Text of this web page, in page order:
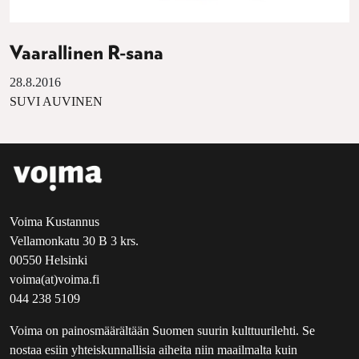
Vaarallinen R-sana
28.8.2016
SUVI AUVINEN
Voima Kustannus
Vellamonkatu 30 B 3 krs.
00550 Helsinki
voima(at)voima.fi
044 238 5109
Voima on painosmäärältään Suomen suurin kulttuurilehti. Se
nostaa esiin yhteiskunnallisia aiheita niin maailmalta kuin